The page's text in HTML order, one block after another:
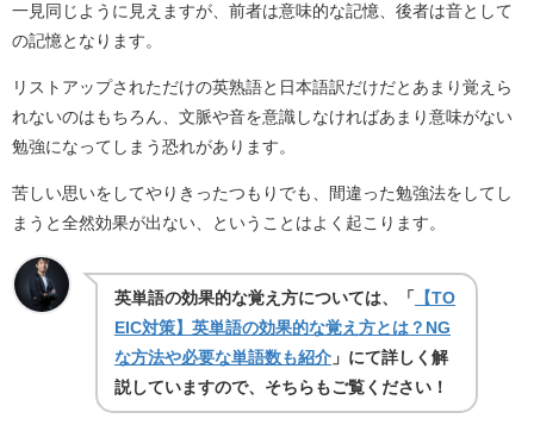
一見同じように見えますが、前者は意味的な記憶、後者は音として
の記憶となります。
リストアップされただけの英熟語と日本語訳だけだとあまり覚えら
れないのはもちろん、文脈や音を意識しなければあまり意味がない
勉強になってしまう恐れがあります。
苦しい思いをしてやりきったつもりでも、間違った勉強法をしてし
まうと全然効果が出ない、ということはよく起こります。
英単語の効果的な覚え方については、「
【TO
EIC対策】英単語の効果的な覚え方とは？NG
な方法や必要な単語数も紹介 」にて詳しく解
説していますので、そちらもご覧ください！